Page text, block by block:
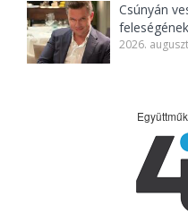
Csúnyán
2026.